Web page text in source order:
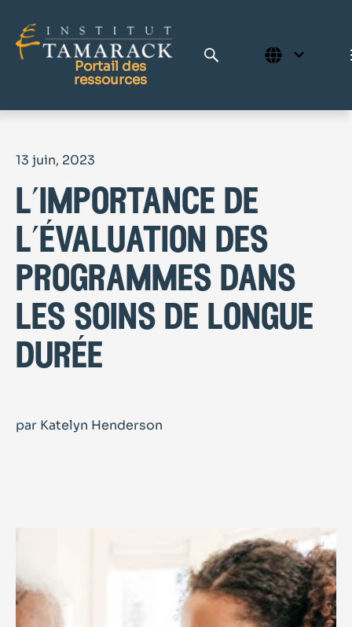
Portail des
ressources
Page d'accueil
Le Centre d'apprentissage
13 juin, 2023
l’importance de
l’évaluation des
programmes dans
les soins de longue
durée
par Katelyn Henderson